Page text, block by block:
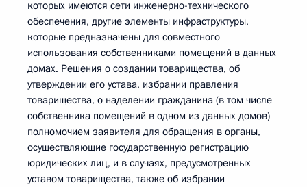
которых имеются сети инженерно-технического
обеспечения, другие элементы инфраструктуры,
которые предназначены для совместного
использования собственниками помещений в данных
домах. Решения о создании товарищества, об
утверждении его устава, избрании правления
товарищества, о наделении гражданина (в том числе
собственника помещений в одном из данных домов)
полномочием заявителя для обращения в органы,
осуществляющие государственную регистрацию
юридических лиц, и в случаях, предусмотренных
уставом товарищества, также об избрании